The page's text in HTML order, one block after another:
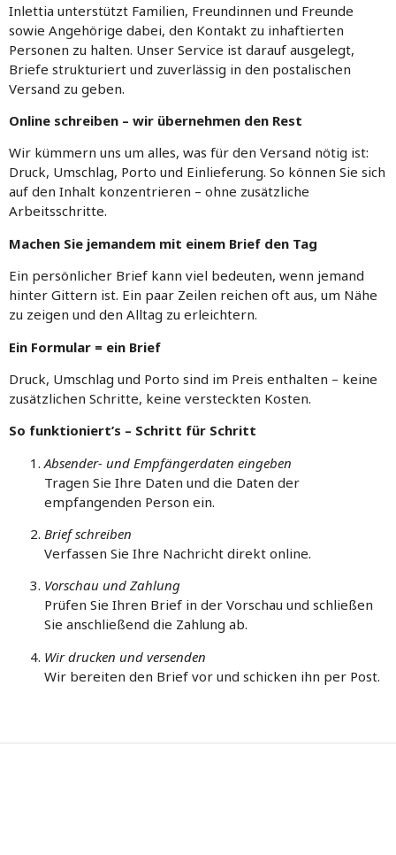
Inlettia unterstützt Familien, Freundinnen und Freunde
sowie Angehörige dabei, den Kontakt zu inhaftierten
Personen zu halten. Unser Service ist darauf ausgelegt,
Briefe strukturiert und zuverlässig in den postalischen
Versand zu geben.
Online schreiben – wir übernehmen den Rest
Wir kümmern uns um alles, was für den Versand nötig ist:
Druck, Umschlag, Porto und Einlieferung. So können Sie sich
auf den Inhalt konzentrieren – ohne zusätzliche
Arbeitsschritte.
Machen Sie jemandem mit einem Brief den Tag
Ein persönlicher Brief kann viel bedeuten, wenn jemand
hinter Gittern ist. Ein paar Zeilen reichen oft aus, um Nähe
zu zeigen und den Alltag zu erleichtern.
Ein Formular = ein Brief
Druck, Umschlag und Porto sind im Preis enthalten – keine
zusätzlichen Schritte, keine versteckten Kosten.
So funktioniert’s – Schritt für Schritt
Absender- und Empfängerdaten eingeben
Tragen Sie Ihre Daten und die Daten der
empfangenden Person ein.
Brief schreiben
Verfassen Sie Ihre Nachricht direkt online.
Vorschau und Zahlung
Prüfen Sie Ihren Brief in der Vorschau und schließen
Sie anschließend die Zahlung ab.
Wir drucken und versenden
Wir bereiten den Brief vor und schicken ihn per Post.